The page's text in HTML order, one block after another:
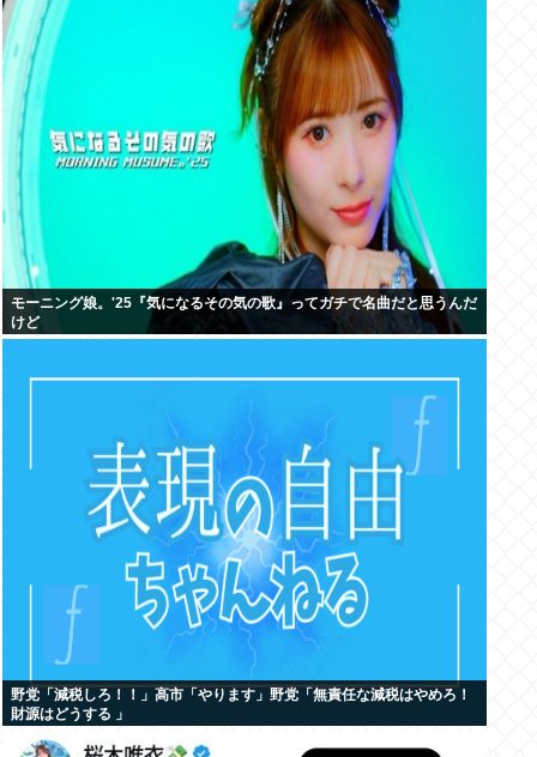
モーニング娘。'25『気になるその気の歌』ってガチで名曲だと思うんだ
けど
野党「減税しろ！！」高市「やります」野党「無責任な減税はやめろ！
財源はどうする 」